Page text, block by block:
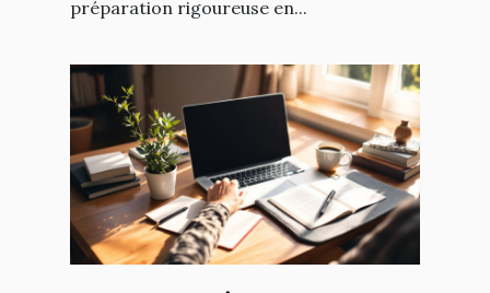
préparation rigoureuse en...